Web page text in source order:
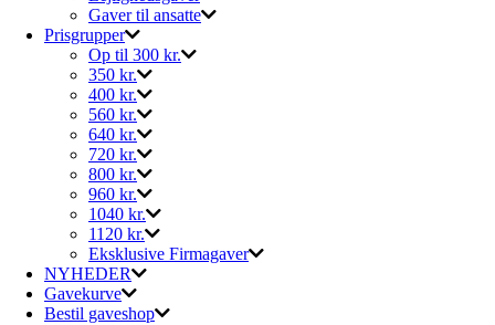
Gaver til ansatte
Prisgrupper
Op til 300 kr.
350 kr.
400 kr.
560 kr.
640 kr.
720 kr.
800 kr.
960 kr.
1040 kr.
1120 kr.
Eksklusive Firmagaver
NYHEDER
Gavekurve
Bestil gaveshop